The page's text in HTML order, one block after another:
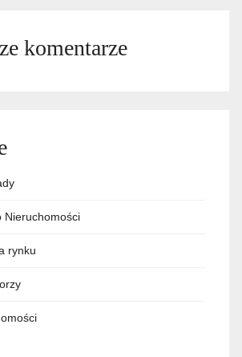
komentarze
Nieruchomości
rynku